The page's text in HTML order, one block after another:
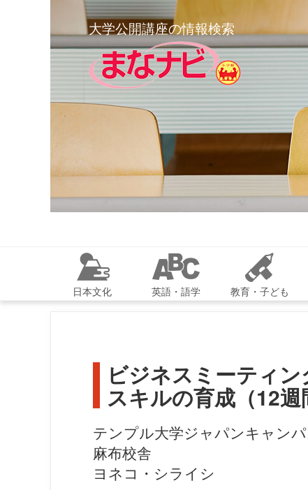
大学公開講座の情報検索
日本文化 英語・語学 教育・子ども
ビジネスミーティ
スキルの育成（12週
テンプル大学ジャパンキャン
麻布校舎
ヨネコ・シライシ